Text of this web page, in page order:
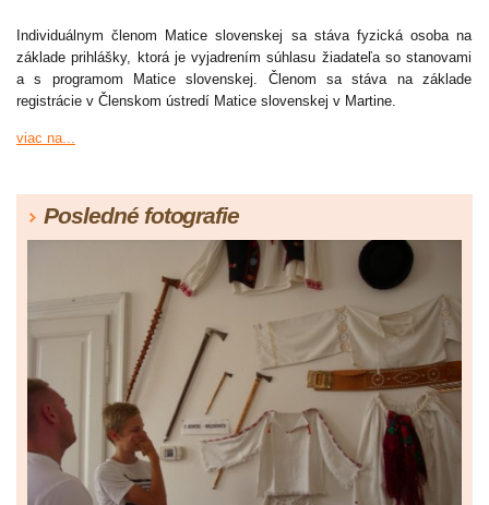
Individuálnym členom Matice slovenskej sa stáva fyzická osoba na
základe prihlášky, ktorá je vyjadrením súhlasu žiadateľa so stanovami
a s programom Matice slovenskej. Členom sa stáva na základe
registrácie v Členskom ústredí Matice slovenskej v Martine.
viac na...
Posledné fotografie